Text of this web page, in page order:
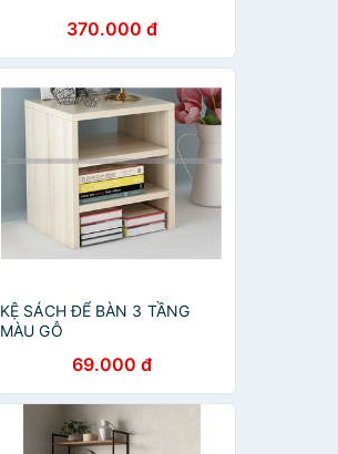
370.000 đ
KỆ SÁCH ĐỂ BÀN 3 TẦNG
MÀU GỖ
69.000 đ